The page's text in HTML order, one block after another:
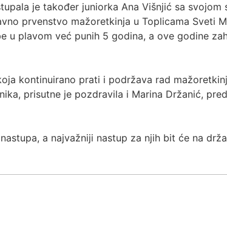
je također juniorka Ana Višnjić sa
prvenstvo mažoretkinja u Toplicama Sveti
u plavom već punih 5 godina, a ove godine
kontinuirano prati i podržava rad
prisutne je pozdravila i Marina Držanić,
a najvažniji nastup za njih bit će na